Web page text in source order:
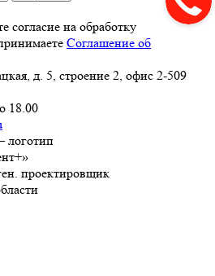
согласие на обработку
Соглашение об
д. 5, строение 2, офис 2-509
18.00
проектировщик